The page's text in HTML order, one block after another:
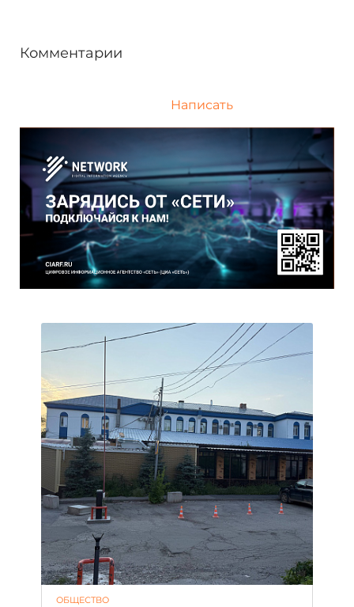
Комментарии
Написать
ОБЩЕСТВО